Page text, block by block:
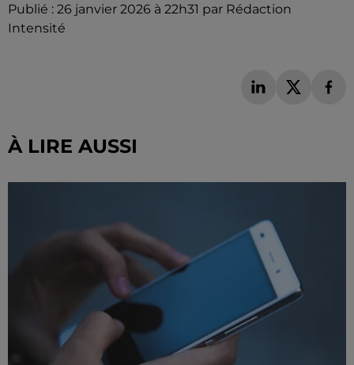
Publié : 26 janvier 2026 à 22h31 par Rédaction
Intensité
À LIRE AUSSI